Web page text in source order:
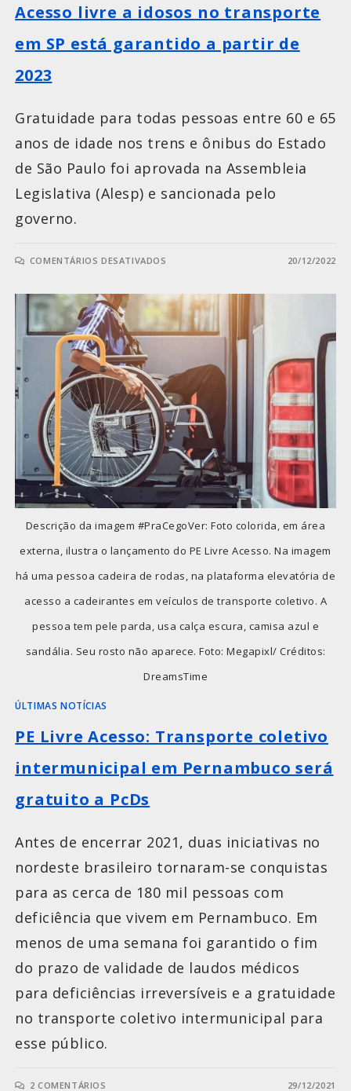
Acesso livre a idosos no transporte
em SP está garantido a partir de
2023
Gratuidade para todas pessoas entre 60 e 65
anos de idade nos trens e ônibus do Estado
de São Paulo foi aprovada na Assembleia
Legislativa (Alesp) e sancionada pelo
governo.
COMENTÁRIOS DESATIVADOS 20/12/2022
Descrição da imagem #PraCegoVer: Foto colorida, em área
externa, ilustra o lançamento do PE Livre Acesso. Na imagem
há uma pessoa cadeira de rodas, na plataforma elevatória de
acesso a cadeirantes em veículos de transporte coletivo. A
pessoa tem pele parda, usa calça escura, camisa azul e
sandália. Seu rosto não aparece. Foto: Megapixl/ Créditos:
DreamsTime
ÚLTIMAS NOTÍCIAS
PE Livre Acesso: Transporte coletivo
intermunicipal em Pernambuco será
gratuito a PcDs
Antes de encerrar 2021, duas iniciativas no
nordeste brasileiro tornaram-se conquistas
para as cerca de 180 mil pessoas com
deficiência que vivem em Pernambuco. Em
menos de uma semana foi garantido o fim
do prazo de validade de laudos médicos
para deficiências irreversíveis e a gratuidade
no transporte coletivo intermunicipal para
esse público.
2 COMENTÁRIOS 29/12/2021